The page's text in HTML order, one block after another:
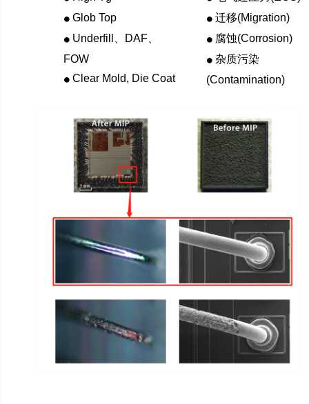
⚫Glob Top
⚫Underfill、DAF、
FOW
⚫Clear Mold, Die Coat
⚫迁移(Migration)
⚫腐蚀(Corrosion)
⚫杂质污染
(Contamination)